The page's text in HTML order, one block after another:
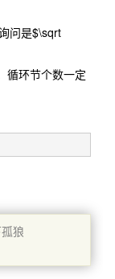
问是$\sqrt
循环节个数一定
狼